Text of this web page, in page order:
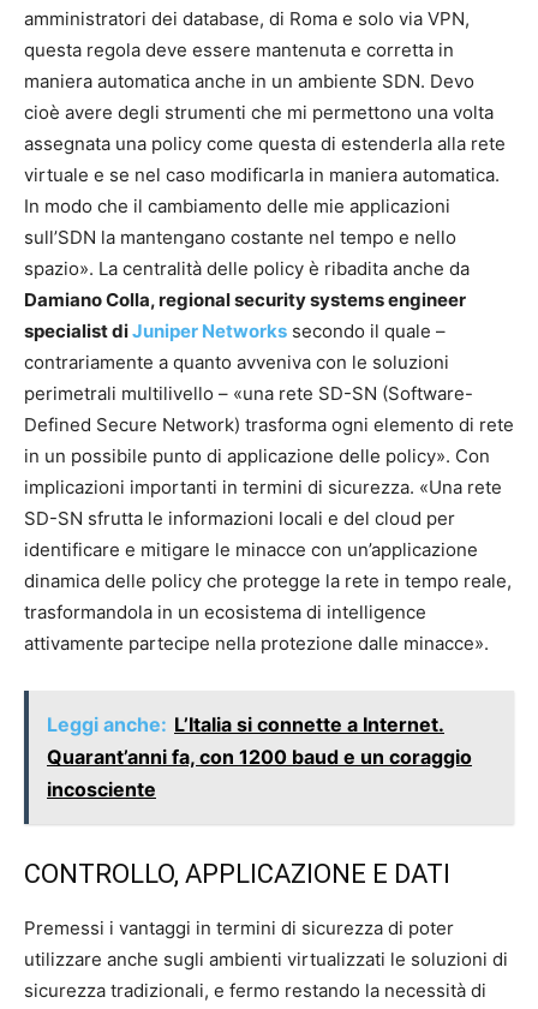
amministratori dei database, di Roma e solo via VPN,
questa regola deve essere mantenuta e corretta in
maniera automatica anche in un ambiente SDN. Devo
cioè avere degli strumenti che mi permettono una volta
assegnata una policy come questa di estenderla alla rete
virtuale e se nel caso modificarla in maniera automatica.
In modo che il cambiamento delle mie applicazioni
sull’SDN la mantengano costante nel tempo e nello
spazio». La centralità delle policy è ribadita anche da
Damiano Colla, regional security systems engineer
specialist diJuniper Networks secondo il quale –
contrariamente a quanto avveniva con le soluzioni
perimetrali multilivello – «una rete SD-SN (Software-
Defined Secure Network) trasforma ogni elemento di rete
in un possibile punto di applicazione delle policy». Con
implicazioni importanti in termini di sicurezza. «Una rete
SD-SN sfrutta le informazioni locali e del cloud per
identificare e mitigare le minacce con un’applicazione
dinamica delle policy che protegge la rete in tempo reale,
trasformandola in un ecosistema di intelligence
attivamente partecipe nella protezione dalle minacce».
Leggi anche: L’Italia si connette a Internet.
Quarant’anni fa, con 1200 baud e un coraggio
incosciente
CONTROLLO, APPLICAZIONE E DATI
Premessi i vantaggi in termini di sicurezza di poter
utilizzare anche sugli ambienti virtualizzati le soluzioni di
sicurezza tradizionali, e fermo restando la necessità di